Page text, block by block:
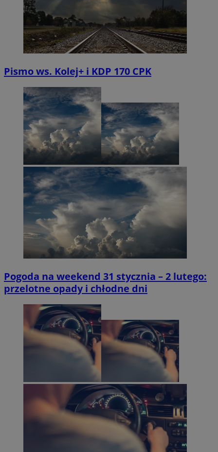
Pismo ws. Kolej+ i KDP 170 CPK
Pogoda na weekend 31 stycznia – 2 lutego:
przelotne opady i chłodne dni